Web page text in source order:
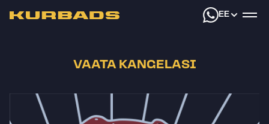
VAATA KANGELASI
EE